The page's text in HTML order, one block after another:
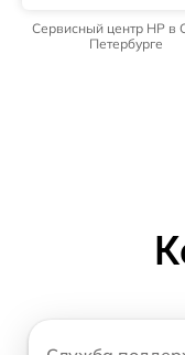
Сервисный центр HP в
Петербурге